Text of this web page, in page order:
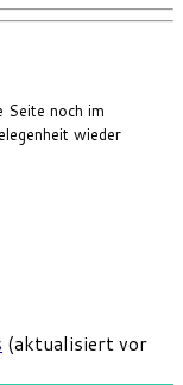
Seite noch im
wieder
(aktualisiert vor